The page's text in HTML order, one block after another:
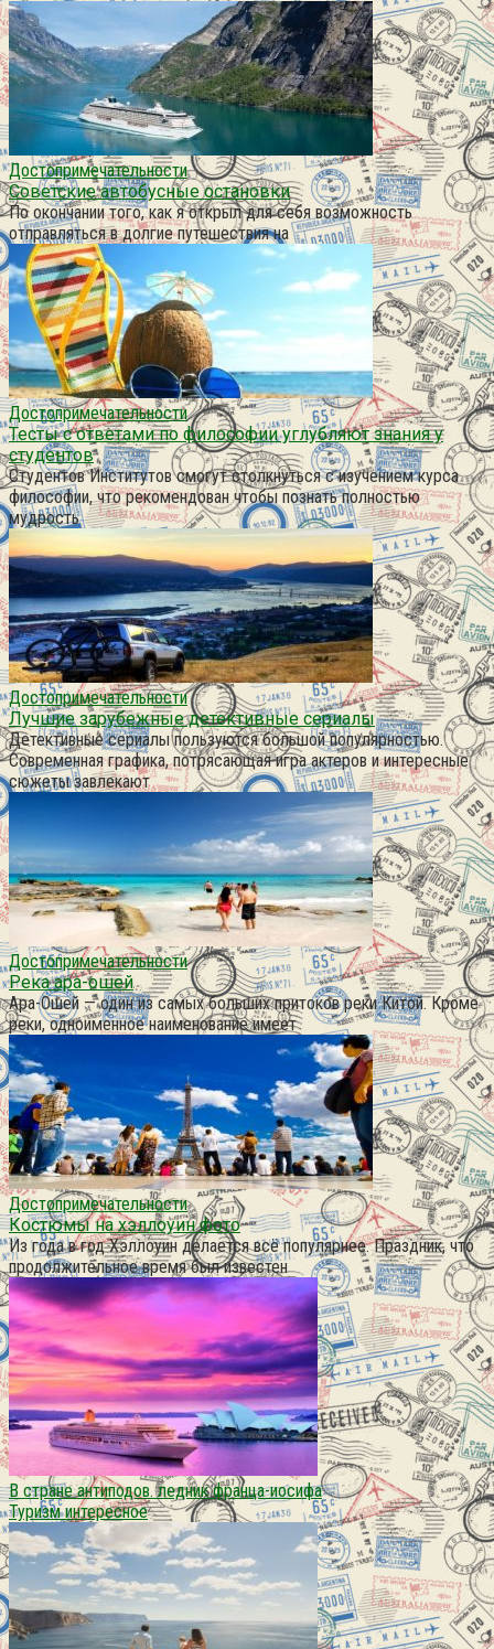
Достопримечательности
Советские автобусные остановки
По окончании того, как я открыл для себя возможность
отправляться в долгие путешествия на
Достопримечательности
Тесты с ответами по философии углубляют знания у
студентов
Студентов Институтов смогут столкнуться с изучением курса
философии, что рекомендован чтобы познать полностью
мудрость
Достопримечательности
Лучшие зарубежные детективные сериалы
Детективные сериалы пользуются большой популярностью.
Современная графика, потрясающая игра актеров и интересные
сюжеты завлекают
Достопримечательности
Река ара-ошей
Ара-Ошей — один из самых больших притоков реки Китой. Кроме
реки, одноименное наименование имеет
Достопримечательности
Костюмы на хэллоуин фото
Из года в год Хэллоуин делается всё популярнее. Праздник, что
продолжительное время был известен
В стране антиподов. ледник франца-иосифа
Туризм интересное